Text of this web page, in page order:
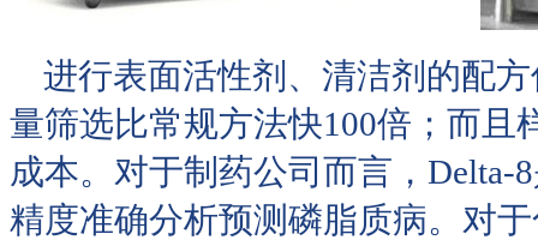
进行表面活性剂、清洁剂的配方
量筛选比常规方法快100倍；而且
成本。对于制药公司而言，
精度准确分析预测磷脂质病。对